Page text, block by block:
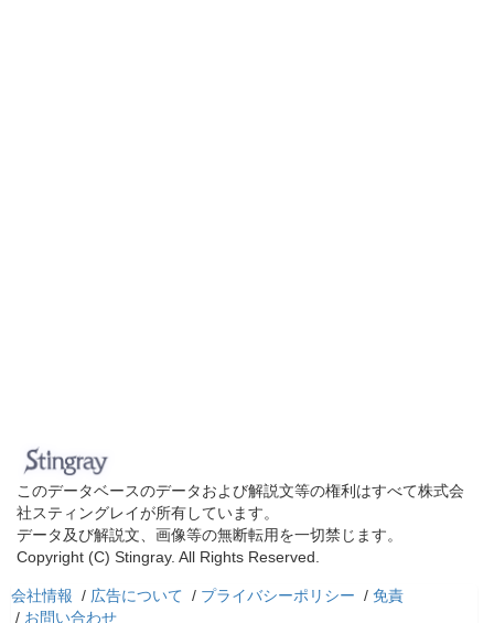
このデータベースのデータおよび解説文等の権利はすべて株式会
社スティングレイが所有しています。
データ及び解説文、画像等の無断転用を一切禁じます。
Copyright (C) Stingray. All Rights Reserved.
会社情報 / 広告について / プライバシーポリシー / 免責
/ お問い合わせ